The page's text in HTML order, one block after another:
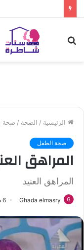
الرئيسية / الصحة / صحة
صحة الطفل
المراهق
المراهق العنيد
Ghada elmasry 6 ديسمبر، 2023